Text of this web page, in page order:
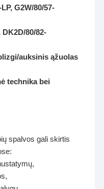
G2W/80/57-
DK2D/80/82-
auksinis ąžuolas
technika bei
spalvos gali skirtis